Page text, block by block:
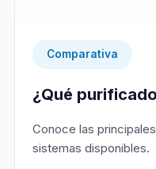
Comparativa
¿Qué
Conoce las
sistemas disponibles.